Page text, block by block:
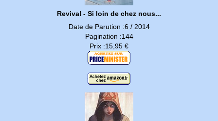
Revival - Si loin de chez nous...
Date de Parution :6 / 2014
Pagination :144
Prix :15,95 €